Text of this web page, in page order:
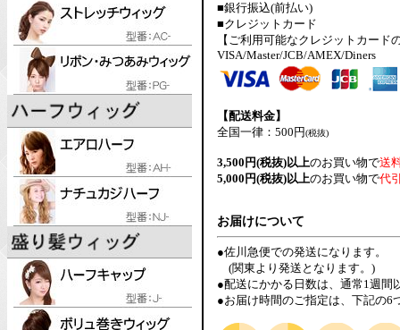
■銀行振込(前払い)
■クレジットカード
【ご利用可能なクレジットカード
VISA/Master/JCB/AMEX/Diners
【配送料金】
全国一律：500円(税抜)
3,500円(税抜)以上のお買い物で送
5,000円(税抜)以上のお買い物で代
お届けについて
●佐川急便での発送になります。
(関東より発送となります。)
●配送にかかる日数は、通常1週間
●お届け時間のご指定は、下記の6